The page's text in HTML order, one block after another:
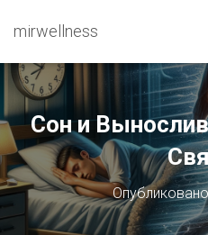
mirwellness
Сон и